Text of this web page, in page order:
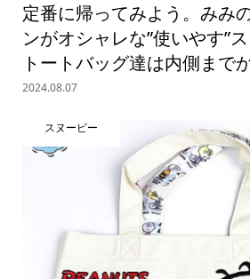
定番に帰ってみよう。みみ
ンがオシャレな”使いやす”
トートバッグ達は内側まで
2024.08.07
スヌーピー